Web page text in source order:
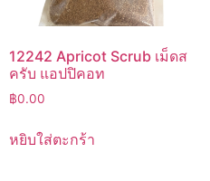
12242 Apricot Scrub เม็ดส
ครับ แอปปิคอท
฿0.00
หยิบใส่ตะกร้า